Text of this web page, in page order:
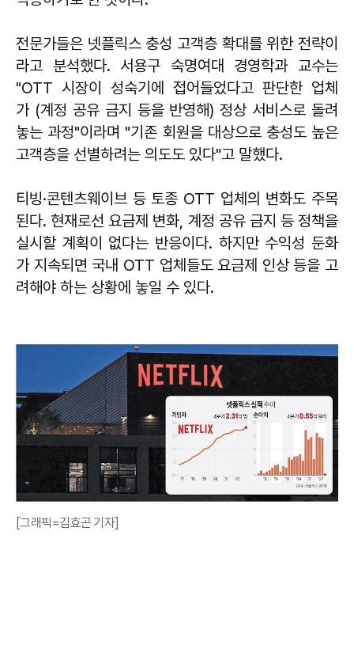
전문가들은 넷플릭스 충성 고객층 확대를 위한 전략이
라고 분석했다. 서용구 숙명여대 경영학과 교수는
"OTT 시장이 성숙기에 접어들었다고 판단한 업체
가 (계정 공유 금지 등을 반영해) 정상 서비스로 돌려
놓는 과정"이라며 "기존 회원을 대상으로 충성도 높은
고객층을 선별하려는 의도도 있다"고 말했다.
티빙·콘텐츠웨이브 등 토종 OTT 업체의 변화도 주목
된다. 현재로선 요금제 변화, 계정 공유 금지 등 정책을
실시할 계획이 없다는 반응이다. 하지만 수익성 둔화
가 지속되면 국내 OTT 업체들도 요금제 인상 등을 고
려해야 하는 상황에 놓일 수 있다.
[그래픽=김효곤 기자]